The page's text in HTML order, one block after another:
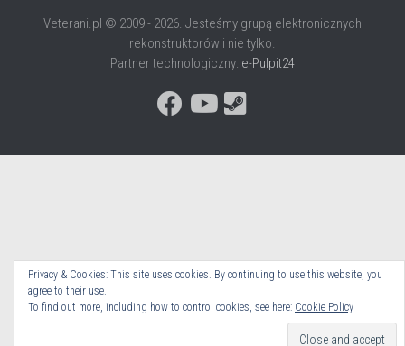
Veterani.pl © 2009 - 2026. Jesteśmy grupą elektronicznych
rekonstruktorów i nie tylko.
Partner technologiczny: e-Pulpit24
Privacy & Cookies: This site uses cookies. By continuing to use this website, you
agree to their use.
To find out more, including how to control cookies, see here: Cookie Policy